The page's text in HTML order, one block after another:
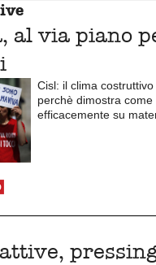
al via piano
Cisl: il clima
perchè dimostra
efficacemente su